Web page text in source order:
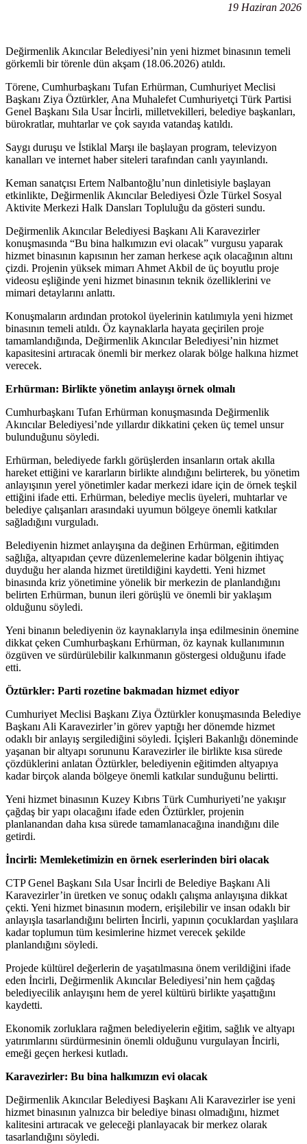
19 Haziran 2026
Değirmenlik Akıncılar Belediyesi’nin yeni hizmet binasının temeli
görkemli bir törenle dün akşam (18.06.2026) atıldı.
Törene, Cumhurbaşkanı Tufan Erhürman, Cumhuriyet Meclisi
Başkanı Ziya Öztürkler, Ana Muhalefet Cumhuriyetçi Türk Partisi
Genel Başkanı Sıla Usar İncirli, milletvekilleri, belediye başkanları,
bürokratlar, muhtarlar ve çok sayıda vatandaş katıldı.
Saygı duruşu ve İstiklal Marşı ile başlayan program, televizyon
kanalları ve internet haber siteleri tarafından canlı yayınlandı.
Keman sanatçısı Ertem Nalbantoğlu’nun dinletisiyle başlayan
etkinlikte, Değirmenlik Akıncılar Belediyesi Özle Türkel Sosyal
Aktivite Merkezi Halk Dansları Topluluğu da gösteri sundu.
Değirmenlik Akıncılar Belediyesi Başkanı Ali Karavezirler
konuşmasında “Bu bina halkımızın evi olacak” vurgusu yaparak
hizmet binasının kapısının her zaman herkese açık olacağının altını
çizdi. Projenin yüksek mimarı Ahmet Akbil de üç boyutlu proje
videosu eşliğinde yeni hizmet binasının teknik özelliklerini ve
mimari detaylarını anlattı.
Konuşmaların ardından protokol üyelerinin katılımıyla yeni hizmet
binasının temeli atıldı. Öz kaynaklarla hayata geçirilen proje
tamamlandığında, Değirmenlik Akıncılar Belediyesi’nin hizmet
kapasitesini artıracak önemli bir merkez olarak bölge halkına hizmet
verecek.
Erhürman: Birlikte yönetim anlayışı örnek olmalı
Cumhurbaşkanı Tufan Erhürman konuşmasında Değirmenlik
Akıncılar Belediyesi’nde yıllardır dikkatini çeken üç temel unsur
bulunduğunu söyledi.
Erhürman, belediyede farklı görüşlerden insanların ortak akılla
hareket ettiğini ve kararların birlikte alındığını belirterek, bu yönetim
anlayışının yerel yönetimler kadar merkezi idare için de örnek teşkil
ettiğini ifade etti. Erhürman, belediye meclis üyeleri, muhtarlar ve
belediye çalışanları arasındaki uyumun bölgeye önemli katkılar
sağladığını vurguladı.
Belediyenin hizmet anlayışına da değinen Erhürman, eğitimden
sağlığa, altyapıdan çevre düzenlemelerine kadar bölgenin ihtiyaç
duyduğu her alanda hizmet üretildiğini kaydetti. Yeni hizmet
binasında kriz yönetimine yönelik bir merkezin de planlandığını
belirten Erhürman, bunun ileri görüşlü ve önemli bir yaklaşım
olduğunu söyledi.
Yeni binanın belediyenin öz kaynaklarıyla inşa edilmesinin önemine
dikkat çeken Cumhurbaşkanı Erhürman, öz kaynak kullanımının
özgüven ve sürdürülebilir kalkınmanın göstergesi olduğunu ifade
etti.
Öztürkler: Parti rozetine bakmadan hizmet ediyor
Cumhuriyet Meclisi Başkanı Ziya Öztürkler konuşmasında Belediye
Başkanı Ali Karavezirler’in görev yaptığı her dönemde hizmet
odaklı bir anlayış sergilediğini söyledi. İçişleri Bakanlığı döneminde
yaşanan bir altyapı sorununu Karavezirler ile birlikte kısa sürede
çözdüklerini anlatan Öztürkler, belediyenin eğitimden altyapıya
kadar birçok alanda bölgeye önemli katkılar sunduğunu belirtti.
Yeni hizmet binasının Kuzey Kıbrıs Türk Cumhuriyeti’ne yakışır
çağdaş bir yapı olacağını ifade eden Öztürkler, projenin
planlanandan daha kısa sürede tamamlanacağına inandığını dile
getirdi.
İncirli: Memleketimizin en örnek eserlerinden biri olacak
CTP Genel Başkanı Sıla Usar İncirli de Belediye Başkanı Ali
Karavezirler’in üretken ve sonuç odaklı çalışma anlayışına dikkat
çekti. Yeni hizmet binasının modern, erişilebilir ve insan odaklı bir
anlayışla tasarlandığını belirten İncirli, yapının çocuklardan yaşlılara
kadar toplumun tüm kesimlerine hizmet verecek şekilde
planlandığını söyledi.
Projede kültürel değerlerin de yaşatılmasına önem verildiğini ifade
eden İncirli, Değirmenlik Akıncılar Belediyesi’nin hem çağdaş
belediyecilik anlayışını hem de yerel kültürü birlikte yaşattığını
kaydetti.
Ekonomik zorluklara rağmen belediyelerin eğitim, sağlık ve altyapı
yatırımlarını sürdürmesinin önemli olduğunu vurgulayan İncirli,
emeği geçen herkesi kutladı.
Karavezirler: Bu bina halkımızın evi olacak
Değirmenlik Akıncılar Belediyesi Başkanı Ali Karavezirler ise yeni
hizmet binasının yalnızca bir belediye binası olmadığını, hizmet
kalitesini artıracak ve geleceği planlayacak bir merkez olarak
tasarlandığını söyledi.